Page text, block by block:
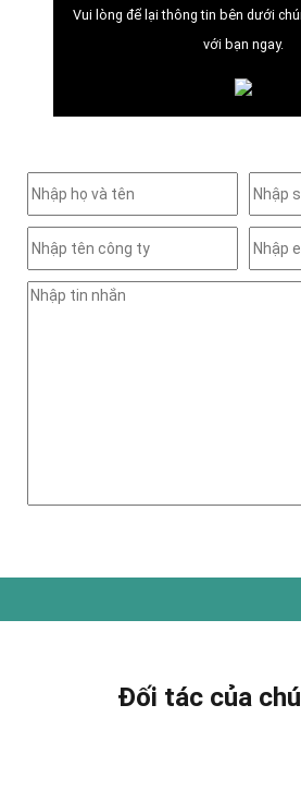
Vui lòng để lại thông tin bên dưới
với bạn ngay.
Đối tác của